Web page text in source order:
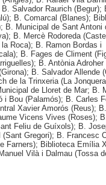
Salvador Raurich (Begur);
B. Comarcal (Blanes);
B. Municipal de Sant Antoni
B. Mercè Rodoreda
Roca); B. Ramon Bordas i
B. Fages de Climent
B. Antònia Adroher
B. Salvador Allende
de la Trinxeria (La
de Lloret de Mar; B.
i Bou (Palamós); B. Carles
Xavier Amorós (Reus);
Vicens Vives (Roses);
Feliu de Guíxols); B.
Gregori); B. Francesc
Farners); Biblioteca Emília
Vilà i Dalmau (Tossa